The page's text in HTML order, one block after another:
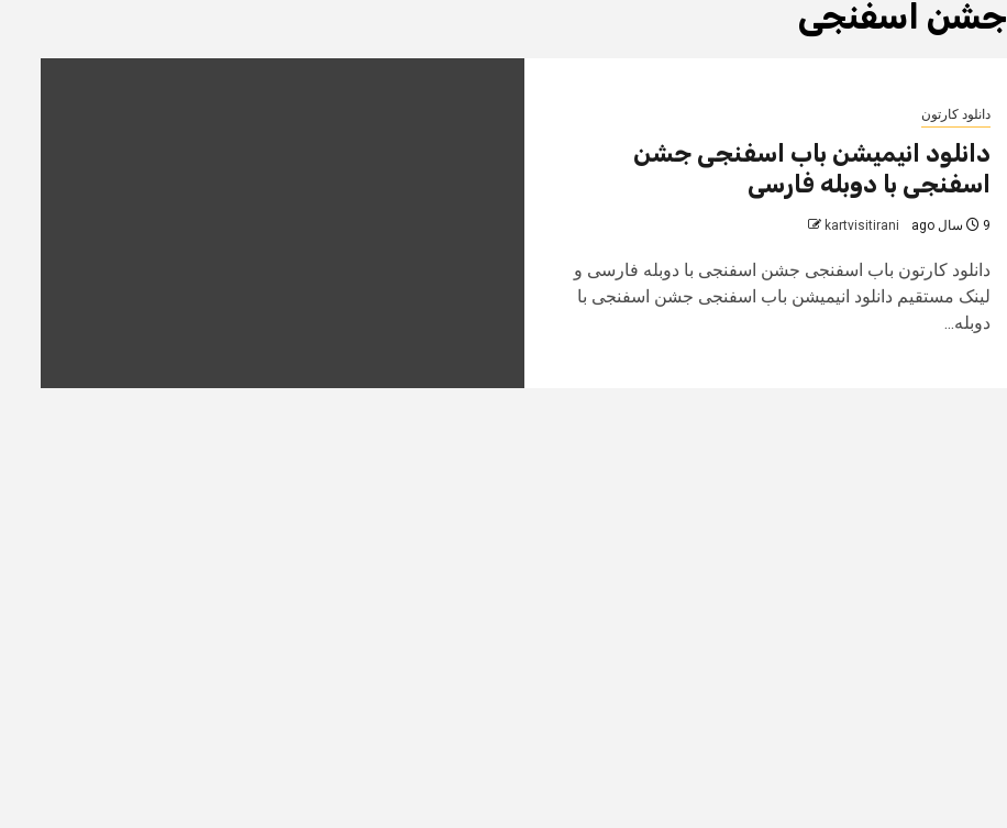
جشن اسفنجی
دانلود کارتون
دانلود انیمیشن باب اسفنجی جشن
اسفنجی با دوبله فارسی
9 سال ago kartvisitirani
دانلود کارتون باب اسفنجی جشن اسفنجی با دوبله فارسی و
لینک مستقیم دانلود انیمیشن باب اسفنجی جشن اسفنجی با
دوبله...